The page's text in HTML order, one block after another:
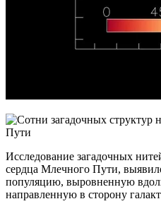
Исследование загадочных
сердца Млечного Пути,
популяцию, выровненную
направленную в сторону